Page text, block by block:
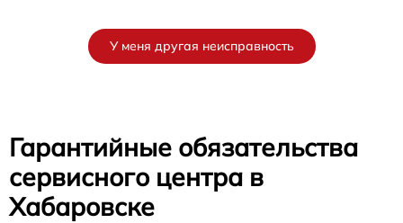
У меня другая неисправность
Гарантийные обязательства
сервисного центра в
Хабаровске